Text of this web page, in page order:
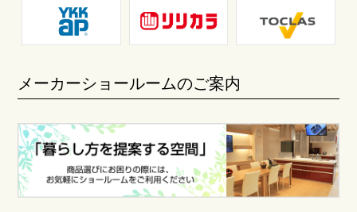
メーカーショールームのご案内